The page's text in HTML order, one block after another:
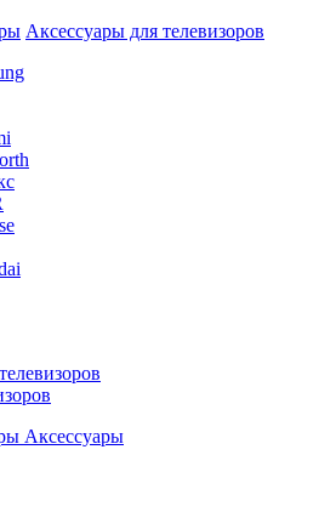
Аксессуары для телевизоров
Аксессуары